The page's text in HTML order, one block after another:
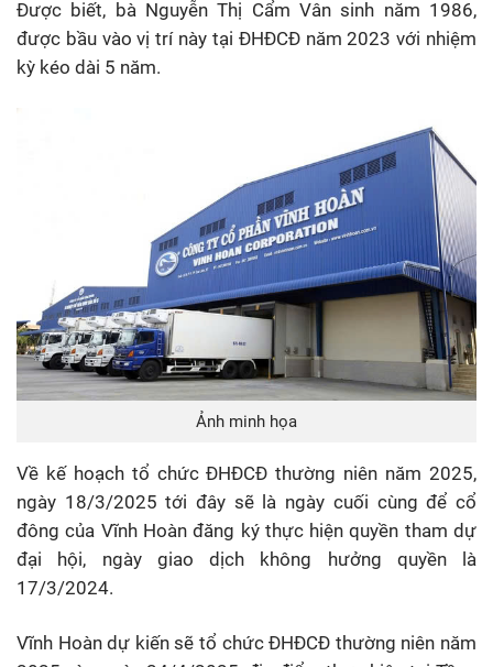
Được biết, bà Nguyễn Thị Cẩm Vân sinh năm 1986,
được bầu vào vị trí này tại ĐHĐCĐ năm 2023 với nhiệm
kỳ kéo dài 5 năm.
Ảnh minh họa
Về kế hoạch tổ chức ĐHĐCĐ thường niên năm 2025,
ngày 18/3/2025 tới đây sẽ là ngày cuối cùng để cổ
đông của Vĩnh Hoàn đăng ký thực hiện quyền tham dự
đại hội, ngày giao dịch không hưởng quyền là
17/3/2024.
Vĩnh Hoàn dự kiến sẽ tổ chức ĐHĐCĐ thường niên năm